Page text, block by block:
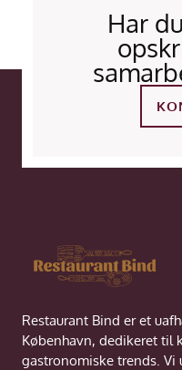
Har
Restaurant Bind er et
København, dedikeret til
gastronomiske trends. Vi